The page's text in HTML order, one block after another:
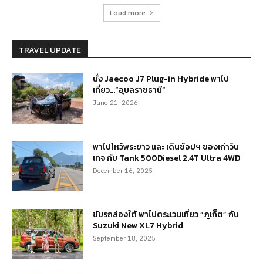
Load more
TRAVEL UPDATE
นั่ง Jaecoo J7 Plug-in Hybride พาไป
เที่ยว…”อุบลราชธานี”
June 21, 2026
พาไปไหว้พระขาว และ เดินช้อปฯ ของเก่าวิน
เทจ กับ Tank 500Diesel 2.4T Ultra 4WD
December 16, 2025
ขับรถล่องใต้ พาไปตระเวนเที่ยว “ภูเก็ต” กับ
Suzuki New XL7 Hybrid
September 18, 2025